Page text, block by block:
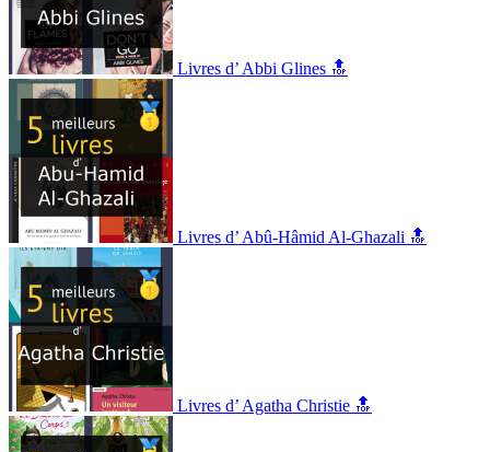
Livres d’ Abbi Glines 🔝
Livres d’ Abû-Hâmid Al-Ghazali 🔝
Livres d’ Agatha Christie 🔝